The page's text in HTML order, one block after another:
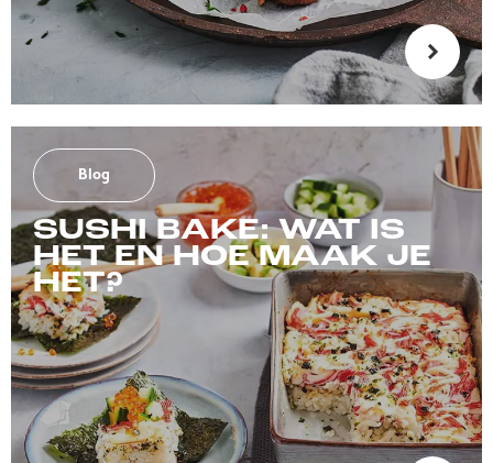
Blog
SUSHI BAKE: WAT IS
HET EN HOE MAAK JE
HET?